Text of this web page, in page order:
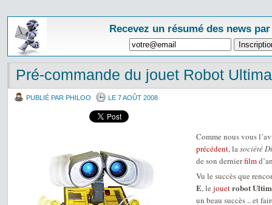
Recevez un résumé des news
Pré-commande du jouet Robot
PUBLIÉ PAR PHILOO LE 7 AOÛT 2008
Comme nous vous
précédent, lasociété
de son dernierfilm
Vu le succès que
E, le jouetrobot
un beau succès .. et